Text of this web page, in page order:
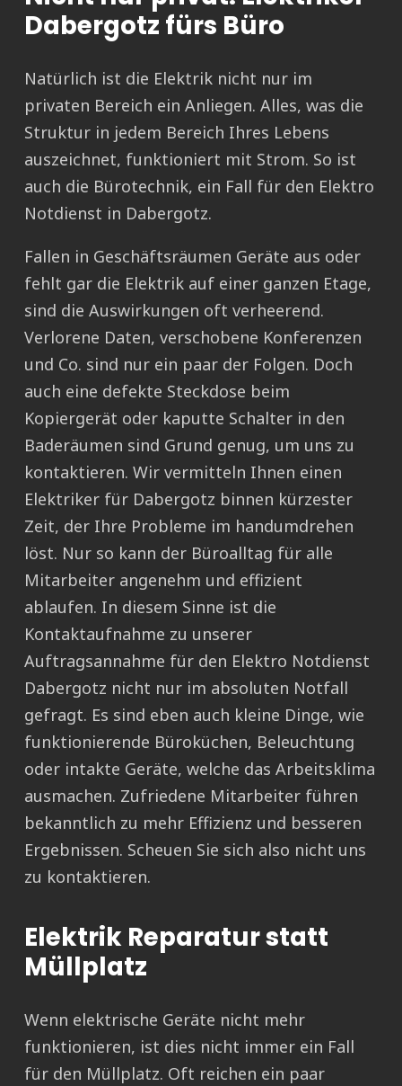
Dabergotz fürs Büro
Natürlich ist die Elektrik nicht nur im
privaten Bereich ein Anliegen. Alles, was die
Struktur in jedem Bereich Ihres Lebens
auszeichnet, funktioniert mit Strom. So ist
auch die Bürotechnik, ein Fall für den Elektro
Notdienst in Dabergotz.
Fallen in Geschäftsräumen Geräte aus oder
fehlt gar die Elektrik auf einer ganzen Etage,
sind die Auswirkungen oft verheerend.
Verlorene Daten, verschobene Konferenzen
und Co. sind nur ein paar der Folgen. Doch
auch eine defekte Steckdose beim
Kopiergerät oder kaputte Schalter in den
Baderäumen sind Grund genug, um uns zu
kontaktieren. Wir vermitteln Ihnen einen
Elektriker für Dabergotz binnen kürzester
Zeit, der Ihre Probleme im handumdrehen
löst. Nur so kann der Büroalltag für alle
Mitarbeiter angenehm und effizient
ablaufen. In diesem Sinne ist die
Kontaktaufnahme zu unserer
Auftragsannahme für den Elektro Notdienst
Dabergotz nicht nur im absoluten Notfall
gefragt. Es sind eben auch kleine Dinge, wie
funktionierende Büroküchen, Beleuchtung
oder intakte Geräte, welche das Arbeitsklima
ausmachen. Zufriedene Mitarbeiter führen
bekanntlich zu mehr Effizienz und besseren
Ergebnissen. Scheuen Sie sich also nicht uns
zu kontaktieren.
Elektrik Reparatur statt
Müllplatz
Wenn elektrische Geräte nicht mehr
funktionieren, ist dies nicht immer ein Fall
für den Müllplatz. Oft reichen ein paar